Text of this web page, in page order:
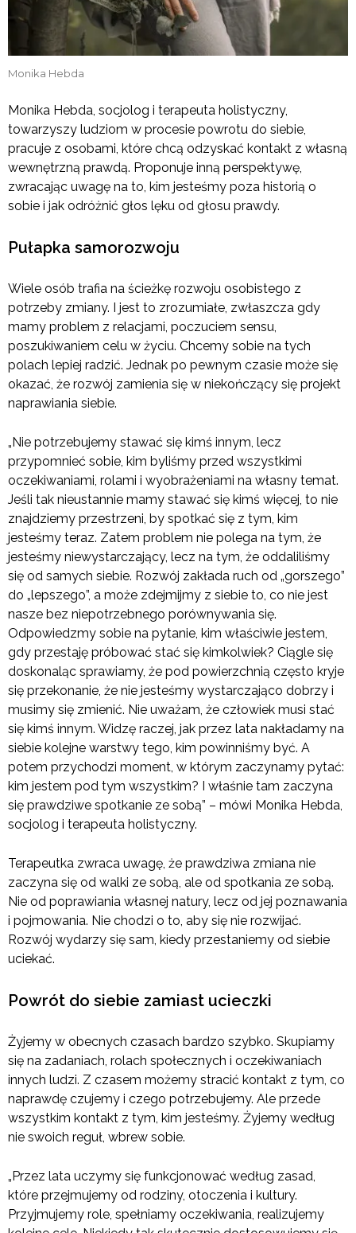
Monika Hebda
Monika Hebda, socjolog i terapeuta holistyczny,
towarzyszy ludziom w procesie powrotu do siebie,
pracuje z osobami, które chcą odzyskać kontakt z własną
wewnętrzną prawdą. Proponuje inną perspektywę,
zwracając uwagę na to, kim jesteśmy poza historią o
sobie i jak odróżnić głos lęku od głosu prawdy.
Pułapka samorozwoju
Wiele osób trafia na ścieżkę rozwoju osobistego z
potrzeby zmiany. I jest to zrozumiałe, zwłaszcza gdy
mamy problem z relacjami, poczuciem sensu,
poszukiwaniem celu w życiu. Chcemy sobie na tych
polach lepiej radzić. Jednak po pewnym czasie może się
okazać, że rozwój zamienia się w niekończący się projekt
naprawiania siebie.
„Nie potrzebujemy stawać się kimś innym, lecz
przypomnieć sobie, kim byliśmy przed wszystkimi
oczekiwaniami, rolami i wyobrażeniami na własny temat.
Jeśli tak nieustannie mamy stawać się kimś więcej, to nie
znajdziemy przestrzeni, by spotkać się z tym, kim
jesteśmy teraz. Zatem problem nie polega na tym, że
jesteśmy niewystarczający, lecz na tym, że oddaliliśmy
się od samych siebie. Rozwój zakłada ruch od „gorszego”
do „lepszego”, a może zdejmijmy z siebie to, co nie jest
nasze bez niepotrzebnego porównywania się.
Odpowiedzmy sobie na pytanie, kim właściwie jestem,
gdy przestaję próbować stać się kimkolwiek? Ciągle się
doskonaląc sprawiamy, że pod powierzchnią często kryje
się przekonanie, że nie jesteśmy wystarczająco dobrzy i
musimy się zmienić. Nie uważam, że człowiek musi stać
się kimś innym. Widzę raczej, jak przez lata nakładamy na
siebie kolejne warstwy tego, kim powinniśmy być. A
potem przychodzi moment, w którym zaczynamy pytać:
kim jestem pod tym wszystkim? I właśnie tam zaczyna
się prawdziwe spotkanie ze sobą” – mówi Monika Hebda,
socjolog i terapeuta holistyczny.
Terapeutka zwraca uwagę, że prawdziwa zmiana nie
zaczyna się od walki ze sobą, ale od spotkania ze sobą.
Nie od poprawiania własnej natury, lecz od jej poznawania
i pojmowania. Nie chodzi o to, aby się nie rozwijać.
Rozwój wydarzy się sam, kiedy przestaniemy od siebie
uciekać.
Powrót do siebie zamiast ucieczki
Żyjemy w obecnych czasach bardzo szybko. Skupiamy
się na zadaniach, rolach społecznych i oczekiwaniach
innych ludzi. Z czasem możemy stracić kontakt z tym, co
naprawdę czujemy i czego potrzebujemy. Ale przede
wszystkim kontakt z tym, kim jesteśmy. Żyjemy według
nie swoich reguł, wbrew sobie.
„Przez lata uczymy się funkcjonować według zasad,
które przejmujemy od rodziny, otoczenia i kultury.
Przyjmujemy role, spełniamy oczekiwania, realizujemy